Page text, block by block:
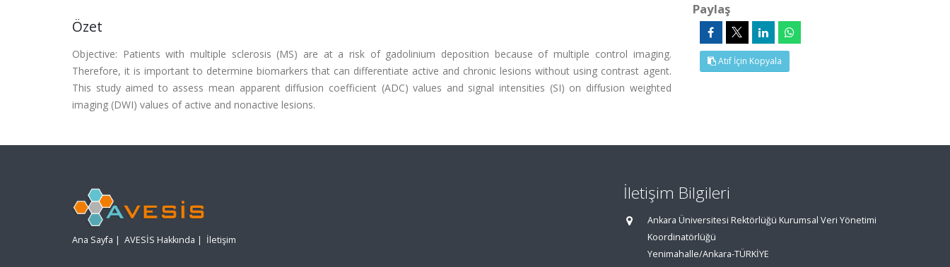
Özet
Objective: Patients with multiple sclerosis (MS) are at a risk of gadolinium deposition because of multiple control imaging.
Therefore, it is important to determine biomarkers that can differentiate active and chronic lesions without using contrast agent.
This study aimed to assess mean apparent diffusion coefficient (ADC) values and signal intensities (SI) on diffusion weighted
imaging (DWI) values of active and nonactive lesions.
Paylaş
Atıf İçin Kopyala
Ana Sayfa | AVESİS Hakkında | İletişim
İletişim Bilgileri
Ankara Üniversitesi Rektörlüğü Kurumsal Veri Yönetimi
Koordinatörlüğü
Yenimahalle/Ankara-TÜRKİYE